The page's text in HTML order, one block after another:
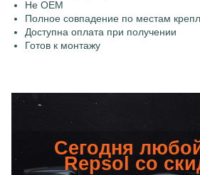
Не OEM
Полное совпадение по местам
Доступна оплата при получении
Готов к монтажу
Сегодня
Repsol со